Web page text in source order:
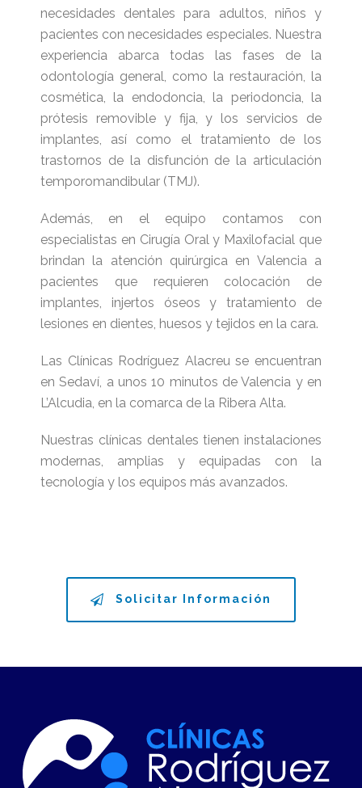
necesidades dentales para adultos, niños y
pacientes con necesidades especiales. Nuestra
experiencia abarca todas las fases de la
odontología general, como la restauración, la
cosmética, la endodoncia, la periodoncia, la
prótesis removible y fija, y los servicios de
implantes, así como el tratamiento de los
trastornos de la disfunción de la articulación
temporomandibular (TMJ).
Además, en el equipo contamos con
especialistas en Cirugía Oral y Maxilofacial que
brindan la atención quirúrgica en Valencia a
pacientes que requieren colocación de
implantes, injertos óseos y tratamiento de
lesiones en dientes, huesos y tejidos en la cara.
Las Clínicas Rodríguez Alacreu se encuentran
en Sedaví, a unos 10 minutos de Valencia y en
L’Alcudia, en la comarca de la Ribera Alta.
Nuestras clínicas dentales tienen instalaciones
modernas, amplias y equipadas con la
tecnología y los equipos más avanzados.
Solicitar Información